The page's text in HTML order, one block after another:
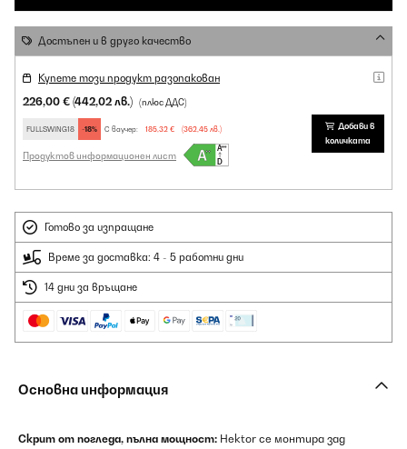
Достъпен и в друго качество
Купете този продукт разопакован
226,00 € (442,02 лв.) (плюс ДДС)
FULLSWING18 -18% С ваучер: 185,32 € (362,45 лв.)
Продуктов информационен лист
Добави в
количката
Готово за изпращане
Време за доставка: 4 - 5 работни дни
14 дни за връщане
Основна информация
Скрит от погледа, пълна мощност: Hektor се монтира зад